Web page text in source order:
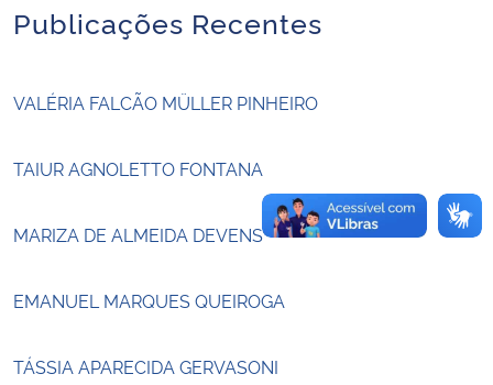
Secretaria de Governo
Gabinete de Segurança Institucional
Advocacia-Geral da União
Publicações Recentes
VALÉRIA FALCÃO MÜLLER PINHEIRO
TAIUR AGNOLETTO FONTANA
MARIZA DE ALMEIDA DEVENS
EMANUEL MARQUES QUEIROGA
TÁSSIA APARECIDA GERVASONI